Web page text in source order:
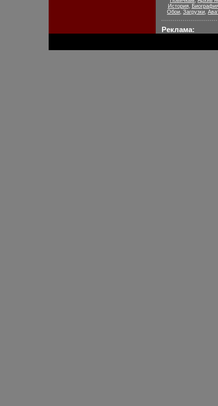
История,
Обои Загрузки
Реклама: